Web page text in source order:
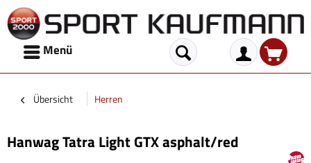
Menü
Übersicht Herren
Hanwag Tatra Light GTX asphalt/red